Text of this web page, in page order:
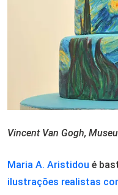
Vincent Van Gogh,
Maria A. Aristidou é
ilustrações realistas